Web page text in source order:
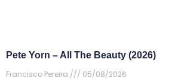
Pete Yorn – All The Beauty (2026)
Francisco Pereira
05/08/2026